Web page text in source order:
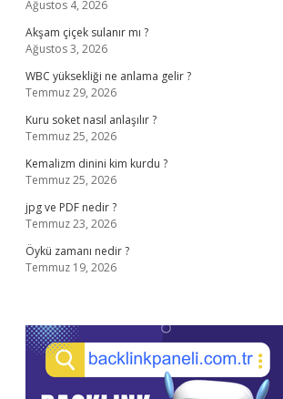
Ağustos 4, 2026
Akşam çiçek sulanır mı ?
Ağustos 3, 2026
WBC yüksekliği ne anlama gelir ?
Temmuz 29, 2026
Kuru soket nasıl anlaşılır ?
Temmuz 25, 2026
Kemalizm dinini kim kurdu ?
Temmuz 25, 2026
jpg ve PDF nedir ?
Temmuz 23, 2026
Öykü zamanı nedir ?
Temmuz 19, 2026